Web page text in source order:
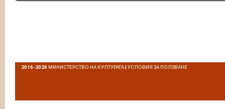
2016-2026 МИНИСТЕРСТВО НА КУЛТУРАТА|УСЛОВИЯ ЗА ПОЛЗВАНЕ